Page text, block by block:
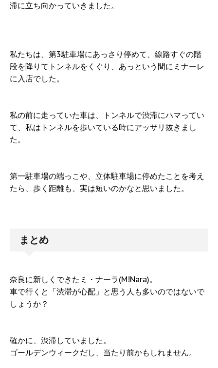
滞に立ち向かっていきました。
私たちは、第3駐車場にあっさり停めて、線路すぐの階
段を降りてトンネルをくぐり、あっという間にミナーレ
に入店でした。
私の前に走っていた車は、トンネルで渋滞にハマってい
て、私はトンネルを歩いている時にアッサリ抜きまし
た。
第一駐車場の端っこや、立体駐車場に停めたことを考え
たら、歩く距離も、実は短いのかなと思いました。
まとめ
奈良に新しくできたミ・ナーラ(M!Nara)。
車で行くと「渋滞が心配」と思う人も多いのではないで
しょうか？
確かに、渋滞していました。
ゴールデンウィークだし、当たり前かもしれません。